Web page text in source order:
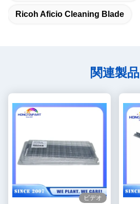
Ricoh Aficio Cleaning Blade
関連製品
ビデオ